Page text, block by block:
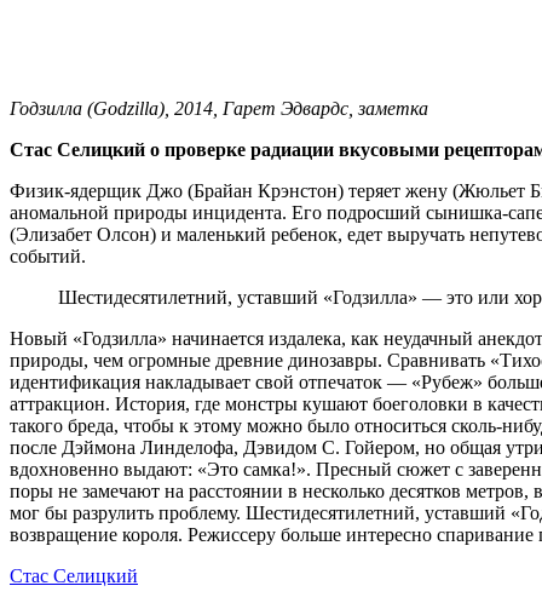
Годзилла (Godzilla), 2014, Гарет Эдвардс, заметка
Стас Селицкий о проверке радиации вкусовыми
Физик-ядерщик Джо (Брайан Крэнстон) теряет жену (Жюльет
аномальной природы инцидента. Его подросший сынишка-
(Элизабет Олсон) и маленький ребенок, едет выручать
событий.
Шестидесятилетний, уставший «Годзилла» ― это или
Новый «Годзилла» начинается издалека, как неудачный
природы, чем огромные древние динозавры. Сравнивать
идентификация накладывает свой отпечаток ― «Рубеж»
аттракцион. История, где монстры кушают боеголовки в
такого бреда, чтобы к этому можно было относиться сколь-
после Дэймона Линделофа, Дэвидом С. Гойером, но общая
вдохновенно выдают: «Это самка!». Пресный сюжет с
поры не замечают на расстоянии в несколько десятков
мог бы разрулить проблему. Шестидесятилетний, уставший
возвращение короля. Режиссеру больше интересно
Стас Селицкий